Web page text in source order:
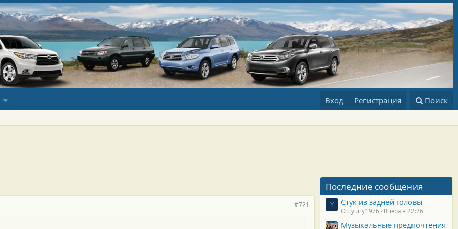
Вход Регистрация Поиск
#721
Последние сообщения
Y Стук из задней головы
От: yuriy1976 Вчера в 22:26
Музыкальные предпочтения